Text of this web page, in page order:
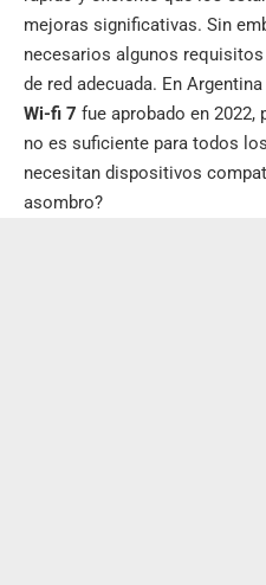
mejoras significativas. Sin
necesarios algunos
de red adecuada. En
Wi-fi 7 fue aprobado en
no es suficiente para todos
necesitan dispositivos
asombro?